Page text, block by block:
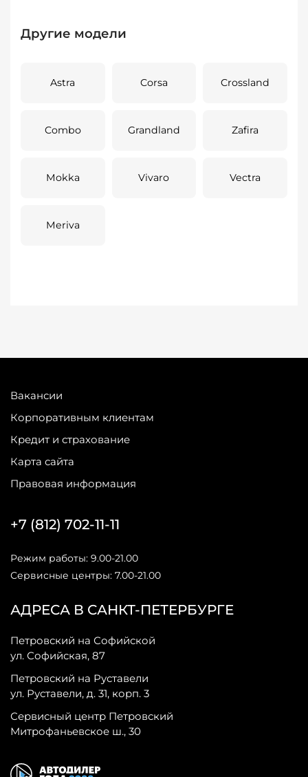
Другие модели
Astra Corsa Crossland
Combo Grandland Zafira
Mokka Vivaro Vectra
Meriva
Вакансии
Корпоративным клиентам
Кредит и страхование
Карта сайта
Правовая информация
АДРЕСА В САНКТ-ПЕТЕРБУРГЕ
Петровский на Софийской
ул. Софийская, 87
Петровский на Руставели
ул. Руставели, д. 31, корп. 3
Сервисный центр Петровский
Митрофаньевское ш., 30
+7 (812) 702-11-11
Режим работы: 9.00-21.00
Сервисные центры: 7.00-21.00